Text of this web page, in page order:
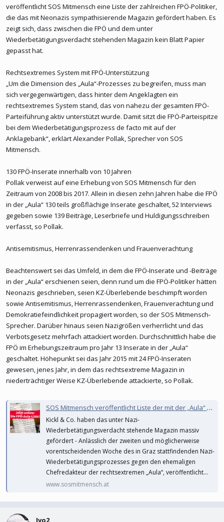
veröffentlicht SOS Mitmensch eine Liste der zahlreichen FPÖ-Politiker,
die das mit Neonazis sympathisierende Magazin gefördert haben. Es
zeigt sich, dass zwischen die FPÖ und dem unter
Wiederbetätigungsverdacht stehenden Magazin kein Blatt Papier
gepasst hat.
Rechtsextremes System mit FPÖ-Unterstützung
„Um die Dimension des „Aula“-Prozesses zu begreifen, muss man
sich vergegenwärtigen, dass hinter dem Angeklagten ein
rechtsextremes System stand, das von nahezu der gesamten FPÖ-
Parteiführung aktiv unterstützt wurde. Damit sitzt die FPÖ-Parteispitze
bei dem Wiederbetätigungsprozess de facto mit auf der
Anklagebank“, erklärt Alexander Pollak, Sprecher von SOS
Mitmensch.
130 FPÖ-Inserate innerhalb von 10 Jahren
Pollak verweist auf eine Erhebung von SOS Mitmensch für den
Zeitraum von 2008 bis 2017. Allein in diesen zehn Jahren habe die FPÖ
in der „Aula“ 130 teils großflächige Inserate geschaltet, 52 Interviews
gegeben sowie 139 Beiträge, Leserbriefe und Huldigungsschreiben
verfasst, so Pollak.
Antisemitismus, Herrenrassendenken und Frauenverachtung
Beachtenswert sei das Umfeld, in dem die FPÖ-Inserate und -Beiträge
in der „Aula“ erschienen seien, denn rund um die FPÖ-Politiker hätten
Neonazis geschrieben, seien KZ-Überlebende beschimpft worden
sowie Antisemitismus, Herrenrassendenken, Frauenverachtung und
Demokratiefeindlichkeit propagiert worden, so der SOS Mitmensch-
Sprecher. Darüber hinaus seien Nazigrößen verherrlicht und das
Verbotsgesetz mehrfach attackiert worden. Durchschnittlich habe die
FPÖ im Erhebungszeitraum pro Jahr 13 Inserate in der „Aula“
geschaltet. Höhepunkt sei das Jahr 2015 mit 24 FPÖ-Inseraten
gewesen, jenes Jahr, in dem das rechtsextreme Magazin in
niederträchtiger Weise KZ-Überlebende attackierte, so Pollak.
SOS Mitmensch veröffentlicht Liste der mit der „Aula“ vernetzten FPÖ-Politiker
Kickl & Co. haben das unter Nazi-
Wiederbetätigungsverdacht stehende Magazin massiv
gefördert - Anlässlich der zweiten und möglicherweise
vorentscheidenden Woche des in Graz stattfindenden Nazi-
Wiederbetätigungsprozesses gegen den ehemaligen
Chefredakteur der rechtsextremen „Aula“, veröffentlicht...
www.sosmitmensch.at
Ivo2